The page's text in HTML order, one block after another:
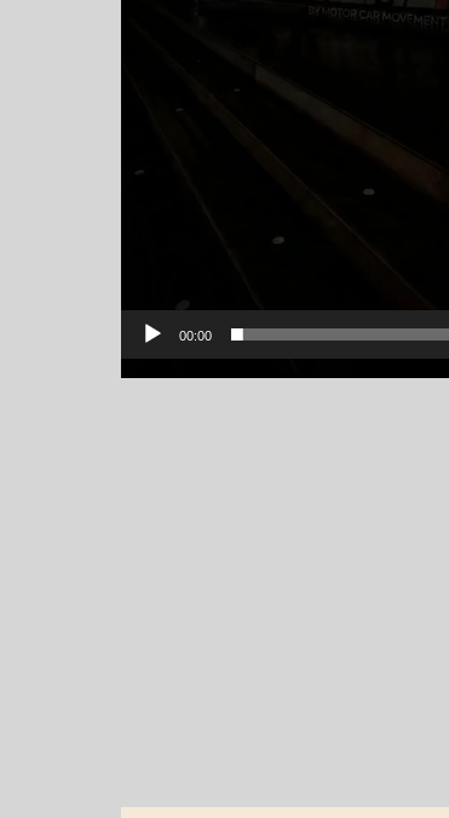
00:00